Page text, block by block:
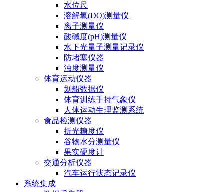
水位尺
溶解氧(DO)测量仪
离子测量仪
酸碱度(pH)测量仪
水下光量子测量记录仪
防堵塞仪器
浊度测量仪
体育运动仪器
划船数据仪
体育训练手持气象仪
人体运动生理监测系统
食品检测仪器
折光糖度仪
谷物水分测量仪
果实硬度计
交通分析仪器
汽车运行状态记录仪
系统集成